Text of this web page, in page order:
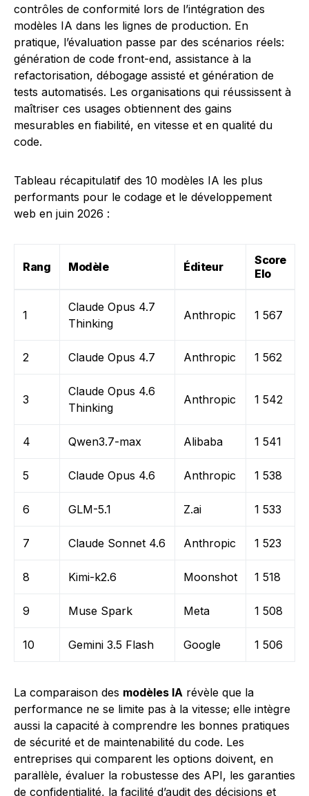
contrôles de conformité lors de l’intégration des
modèles IA dans les lignes de production. En
pratique, l’évaluation passe par des scénarios réels:
génération de code front-end, assistance à la
refactorisation, débogage assisté et génération de
tests automatisés. Les organisations qui réussissent à
maîtriser ces usages obtiennent des gains
mesurables en fiabilité, en vitesse et en qualité du
code.
Tableau récapitulatif des 10 modèles IA les plus
performants pour le codage et le développement
web en juin 2026 :
Rang Modèle Éditeur
Score
Elo
1
Claude Opus 4.7
Thinking
Anthropic 1 567
2 Claude Opus 4.7 Anthropic 1 562
3
Claude Opus 4.6
Thinking
Anthropic 1 542
4 Qwen3.7-max Alibaba 1 541
5 Claude Opus 4.6 Anthropic 1 538
6 GLM-5.1 Z.ai 1 533
7 Claude Sonnet 4.6 Anthropic 1 523
8 Kimi-k2.6 Moonshot 1 518
9 Muse Spark Meta 1 508
10 Gemini 3.5 Flash Google 1 506
La comparaison des modèles IA révèle que la
performance ne se limite pas à la vitesse; elle intègre
aussi la capacité à comprendre les bonnes pratiques
de sécurité et de maintenabilité du code. Les
entreprises qui comparent les options doivent, en
parallèle, évaluer la robustesse des API, les garanties
de confidentialité, la facilité d’audit des décisions et